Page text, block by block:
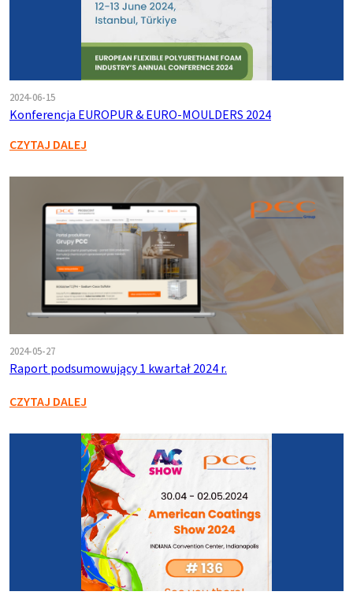
2024-06-15
Konferencja EUROPUR & EURO-MOULDERS 2024
CZYTAJ DALEJ
2024-05-27
Raport podsumowujący 1 kwartał 2024 r.
CZYTAJ DALEJ